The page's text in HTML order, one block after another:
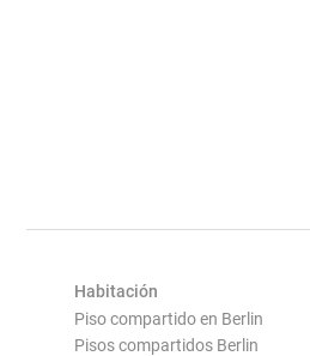
Habitación
Piso compartido en Berlin
Pisos compartidos Berlin